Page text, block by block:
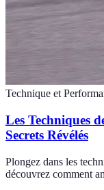
Technique et
Les Techniques
Secrets Révélés
Plongez dans les
découvrez comment